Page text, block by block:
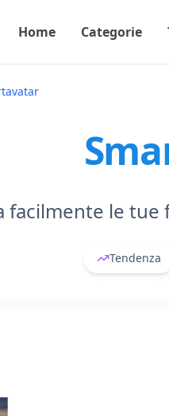
Home Categorie
facilmente le
Tendenza